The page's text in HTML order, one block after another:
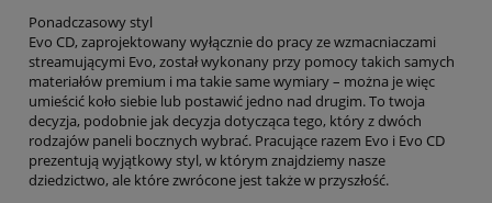
Ponadczasowy styl
Evo CD, zaprojektowany wyłącznie do pracy ze wzmacniaczami
streamującymi Evo, został wykonany przy pomocy takich samych
materiałów premium i ma takie same wymiary – można je więc
umieścić koło siebie lub postawić jedno nad drugim. To twoja
decyzja, podobnie jak decyzja dotycząca tego, który z dwóch
rodzajów paneli bocznych wybrać. Pracujące razem Evo i Evo CD
prezentują wyjątkowy styl, w którym znajdziemy nasze
dziedzictwo, ale które zwrócone jest także w przyszłość.